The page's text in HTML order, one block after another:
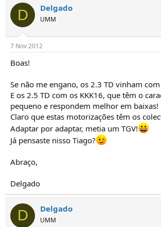
D Delgado
UMM
7 Nov 2012
Boas!
Se não me engano, os 2.3 TD vinham
E os 2.5 TD com os KKK16, que têm o
pequeno e respondem melhor em baixas!
Claro que estas motorizações têm os
Adaptar por adaptar, metia um TGV!
Já pensaste nisso Tiago?
Abraço,
Delgado
D Delgado
UMM